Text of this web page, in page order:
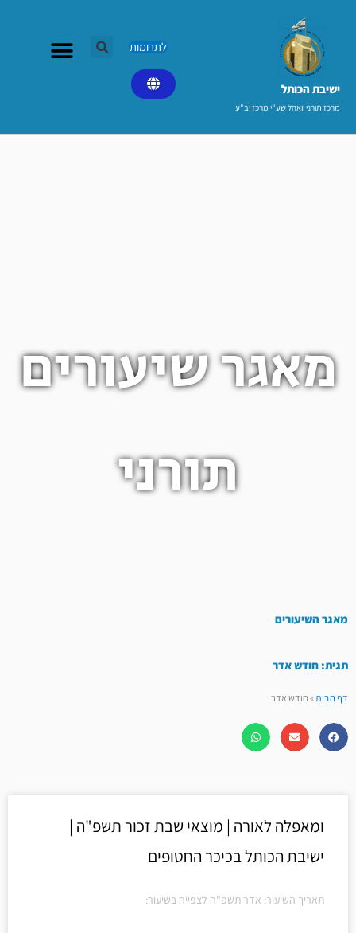
ישיבת הכותל​
מרכז תורני וואהל שע"י מרכז יב"ע
לתרומות
מאגר שיעורים
תורני
מאגר השיעורים
תגית: חודש אדר
דף הבית»חודש אדר
ומאפלה לאורה | מוצאי שבת זכור תשפ"ה |
ישיבת הכותל בכיכר החטופים
תאריך השיעור: אדר תשפ"ה לצפייה בשיעור: